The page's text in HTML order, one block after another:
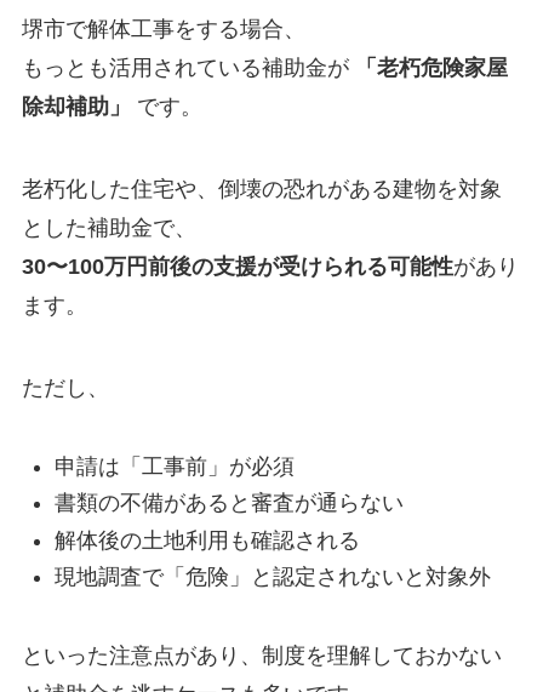
堺市で解体工事をする場合、
もっとも活用されている補助金が
「老朽危険家屋
除却補助」
です。
老朽化した住宅や、倒壊の恐れがある建物を対象
とした補助金で、
30〜100万円前後の支援が受けられる可能性があり
ます。
ただし、
申請は「工事前」が必須
書類の不備があると審査が通らない
解体後の土地利用も確認される
現地調査で「危険」と認定されないと対象外
といった注意点があり、制度を理解しておかない